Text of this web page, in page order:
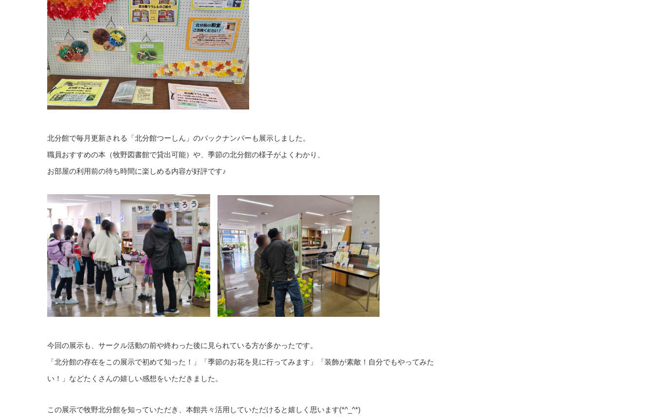
北分館で毎月更新される「北分館つーしん」のバックナンバーも展示しました。
職員おすすめの本（牧野図書館で貸出可能）や、季節の北分館の様子がよくわかり、
お部屋の利用前の待ち時間に楽しめる内容が好評です♪
今回の展示も、サークル活動の前や終わった後に見られている方が多かったです。
「北分館の存在をこの展示で初めて知った！」「季節のお花を見に行ってみます」「装飾が素敵！自分でもやってみた
い！」などたくさんの嬉しい感想をいただきました。
この展示で牧野北分館を知っていただき、本館共々活用していただけると嬉しく思います(*^_^*)